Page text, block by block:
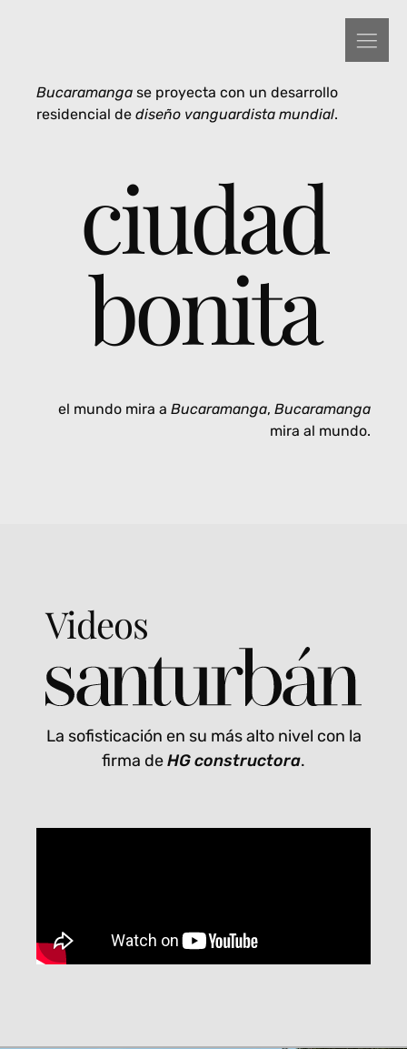
Bucaramanga se proyecta con un desarrollo
residencial de diseño vanguardista mundial.
ciudad
bonita
el mundo mira a Bucaramanga, Bucaramanga
mira al mundo.
Videos
La sofisticación en su más alto nivel con la
firma deHG constructora.